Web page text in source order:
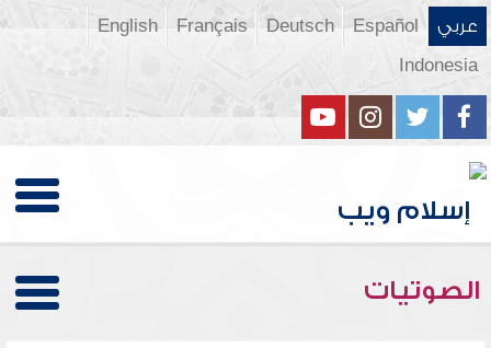
عربي Español
Deutsch
Français
English
Indonesia
الصوتيات